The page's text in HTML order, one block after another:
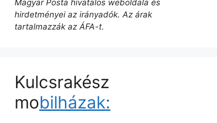
Magyar Posta hivatalos weboldala és
hirdetményei az irányadók. Az árak
tartalmazzák az ÁFA-t.
Kulcsrakész
mobilházak: